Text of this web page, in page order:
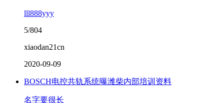
lll888yyy
5/804
xiaodan21cn
2020-09-09
BOSCH电控共轨系统曝潍柴内部培训资料
名字要很长